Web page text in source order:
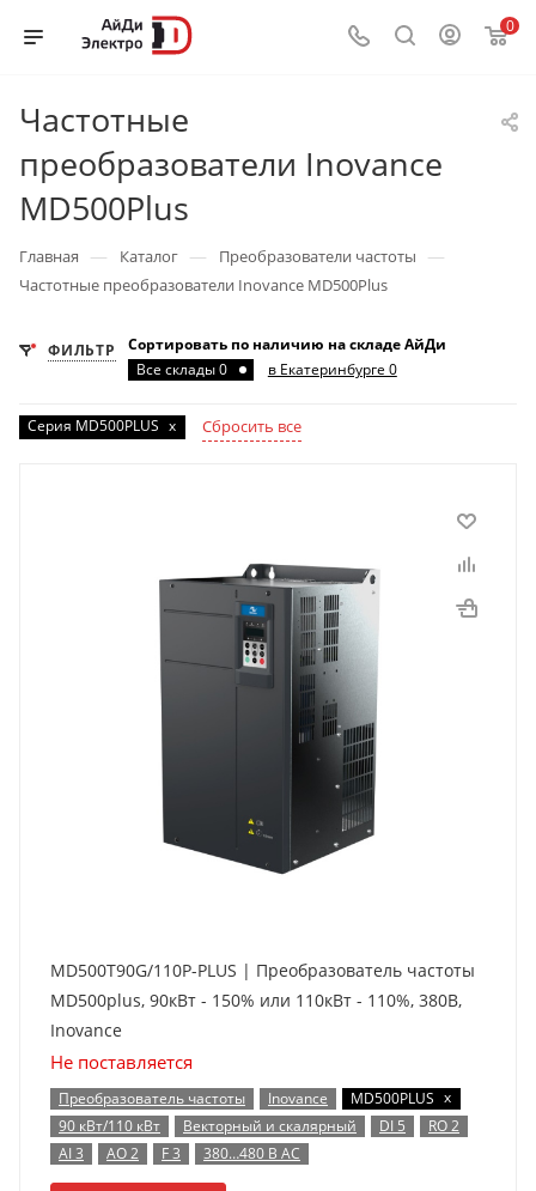
0
Частотные
преобразователи Inovance
MD500Plus
Главная — Каталог — Преобразователи частоты —
Частотные преобразователи Inovance MD500Plus
ФИЛЬТР
Сортировать по наличию на складе АйДи
Все склады 0
в Екатеринбурге 0
Серия MD500PLUS x Сбросить все
MD500T90G/110P-PLUS | Преобразователь частоты
MD500plus, 90кВт - 150% или 110кВт - 110%, 380В,
Inovance
Не поставляется
Преобразователь частоты Inovance MD500PLUS x
90 кВт/110 кВт
Векторный и скалярный DI 5
RO 2
AI 3
AO 2 F 3 380…480 В AC